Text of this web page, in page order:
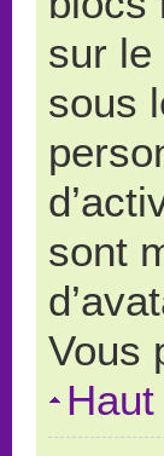
sur le
sous
sont
Vous
Haut